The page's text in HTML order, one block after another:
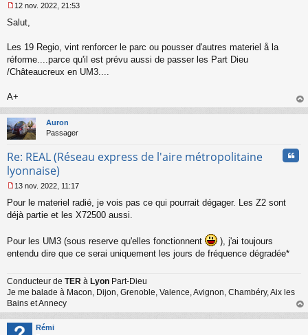
e
s
a
g
e
o
n
l
u
12 nov. 2022, 21:53
Salut,
Les 19 Regio, vint renforcer le parc ou pousser d'autres materiel å la
réforme....parce qu'il est prévu aussi de passer les Part Dieu
/Châteaucreux en UM3....
A+
au
Auron
Passager
Re: REAL (Réseau express de l'aire métropolitaine
lyonnaise)
e
s
g
e
n
l
u
13 nov. 2022, 11:17
Pour le materiel radié, je vois pas ce qui pourrait dégager. Les Z2 sont
déjà partie et les X72500 aussi.
Pour les UM3 (sous reserve qu'elles fonctionnent
), j'ai toujours
entendu dire que ce serai uniquement les jours de fréquence dégradée*
Conducteur de TER à Lyon Part-Dieu
Je me balade à Macon, Dijon, Grenoble, Valence, Avignon, Chambéry, Aix les
Bains et Annecy
au
Rémi